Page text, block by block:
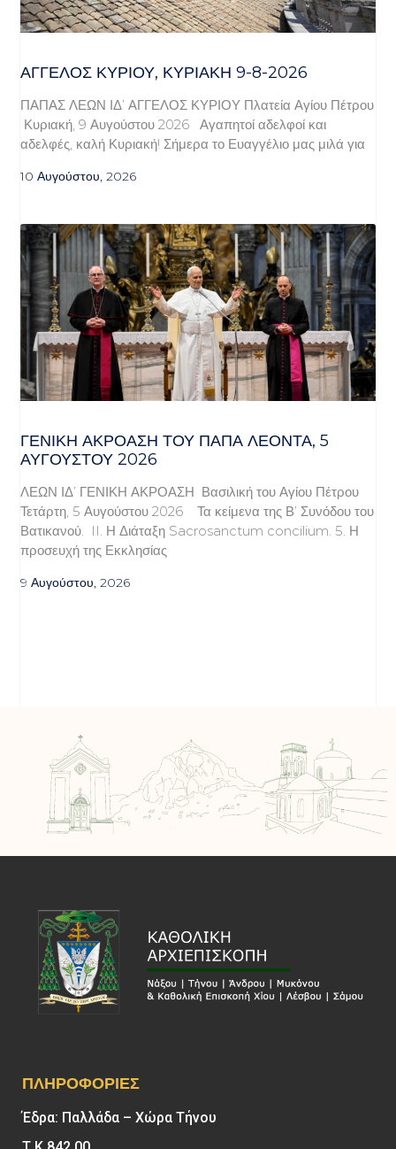
ΆΓΓΕΛΟΣ ΚΥΡΊΟΥ, ΚΥΡΙΑΚΉ 9-8-2026
ΠΑΠΑΣ ΛΕΩΝ ΙΔ’ ΑΓΓΕΛΟΣ ΚΥΡΙΟΥ Πλατεία Αγίου Πέτρου
Κυριακή, 9 Αυγούστου 2026 Αγαπητοί αδελφοί και
αδελφές, καλή Κυριακή! Σήμερα το Ευαγγέλιο μας μιλά για
10 Αυγούστου, 2026
ΓΕΝΙΚΉ ΑΚΡΌΑΣΗ ΤΟΥ ΠΆΠΑ ΛΈΟΝΤΑ, 5
ΑΥΓΟΎΣΤΟΥ 2026
ΛΕΩΝ ΙΔ’ ΓΕΝΙΚΗ ΑΚΡΟΑΣΗ Βασιλική του Αγίου Πέτρου
Τετάρτη, 5 Αυγούστου 2026 Τα κείμενα της Β’ Συνόδου του
Βατικανού. II. Η Διάταξη Sacrosanctum concilium. 5. Η
προσευχή της Εκκλησίας
9 Αυγούστου, 2026
ΠΛΗΡΟΦΟΡΊΕΣ
Έδρα: Παλλάδα – Χώρα Τήνου